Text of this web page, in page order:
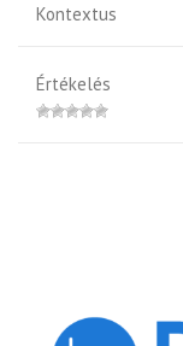
Kontextus
Értékelés